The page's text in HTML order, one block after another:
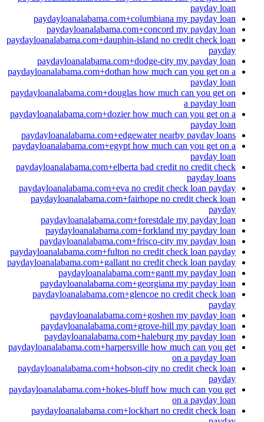
payday loan
paydayloanalabama.com+columbiana my payday loan
paydayloanalabama.com+concord my payday loan
paydayloanalabama.com+dauphin-island no credit check loan
payday
paydayloanalabama.com+dodge-city my payday loan
paydayloanalabama.com+dothan how much can you get on a
payday loan
paydayloanalabama.com+douglas how much can you get on
a payday loan
paydayloanalabama.com+dozier how much can you get on a
payday loan
paydayloanalabama.com+edgewater nearby payday loans
paydayloanalabama.com+egypt how much can you get on a
payday loan
paydayloanalabama.com+elberta bad credit no credit check
payday loans
paydayloanalabama.com+eva no credit check loan payday
paydayloanalabama.com+fairhope no credit check loan
payday
paydayloanalabama.com+forestdale my payday loan
paydayloanalabama.com+forkland my payday loan
paydayloanalabama.com+frisco-city my payday loan
paydayloanalabama.com+fulton no credit check loan payday
paydayloanalabama.com+gallant no credit check loan payday
paydayloanalabama.com+gantt my payday loan
paydayloanalabama.com+georgiana my payday loan
paydayloanalabama.com+glencoe no credit check loan
payday
paydayloanalabama.com+goshen my payday loan
paydayloanalabama.com+grove-hill my payday loan
paydayloanalabama.com+haleburg my payday loan
paydayloanalabama.com+harpersville how much can you get
on a payday loan
paydayloanalabama.com+hobson-city no credit check loan
payday
paydayloanalabama.com+hokes-bluff how much can you get
on a payday loan
paydayloanalabama.com+lockhart no credit check loan